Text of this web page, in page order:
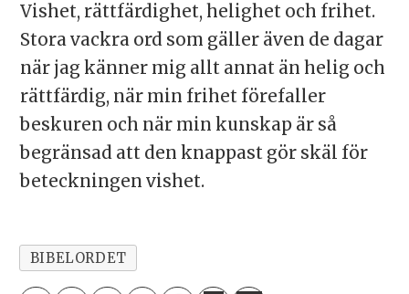
Vishet, rättfärdighet, helighet och frihet.
Stora vackra ord som gäller även de dagar
när jag känner mig allt annat än helig och
rättfärdig, när min frihet förefaller
beskuren och när min kunskap är så
begränsad att den knappast gör skäl för
beteckningen vishet.
BIBELORDET